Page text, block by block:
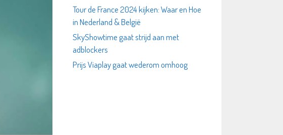
Tour de France 2024 kijken: Waar en Hoe
in Nederland & België
SkyShowtime gaat strijd aan met
adblockers
Prijs Viaplay gaat wederom omhoog